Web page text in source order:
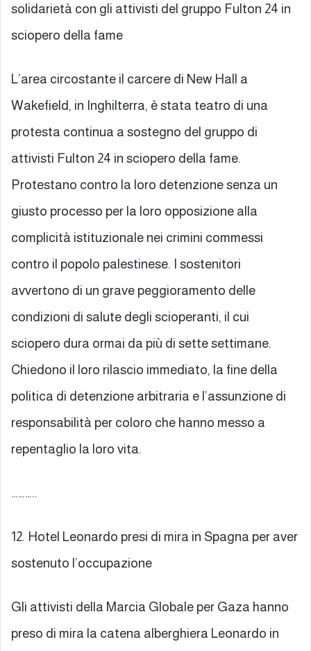
solidarietà con gli attivisti del gruppo Fulton 24 in
sciopero della fame
L’area circostante il carcere di New Hall a
Wakefield, in Inghilterra, è stata teatro di una
protesta continua a sostegno del gruppo di
attivisti Fulton 24 in sciopero della fame.
Protestano contro la loro detenzione senza un
giusto processo per la loro opposizione alla
complicità istituzionale nei crimini commessi
contro il popolo palestinese. I sostenitori
avvertono di un grave peggioramento delle
condizioni di salute degli scioperanti, il cui
sciopero dura ormai da più di sette settimane.
Chiedono il loro rilascio immediato, la fine della
politica di detenzione arbitraria e l’assunzione di
responsabilità per coloro che hanno messo a
repentaglio la loro vita.
………..
12. Hotel Leonardo presi di mira in Spagna per aver
sostenuto l’occupazione
Gli attivisti della Marcia Globale per Gaza hanno
preso di mira la catena alberghiera Leonardo in